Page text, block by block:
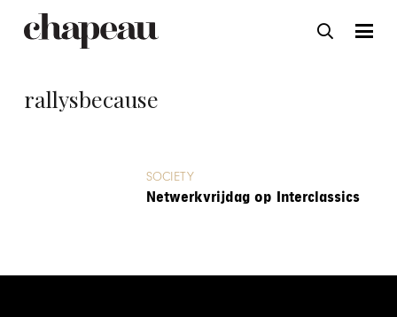
rallysbecause
SOCIETY
Netwerkvrijdag op Interclassics